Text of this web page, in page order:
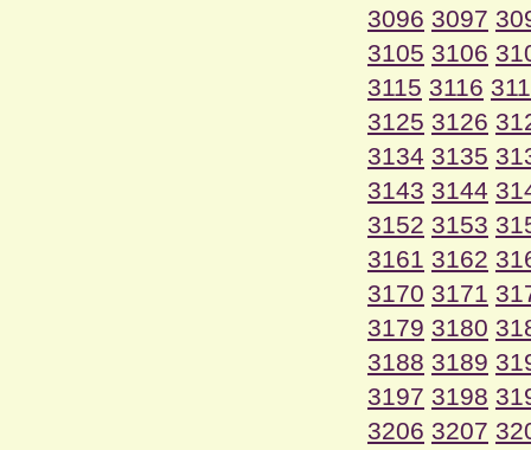
3096 3097
3105 3106
3115 3116
3125 3126
3134 3135
3143 3144
3152 3153
3161 3162
3170 3171
3179 3180
3188 3189
3197 3198
3206 3207